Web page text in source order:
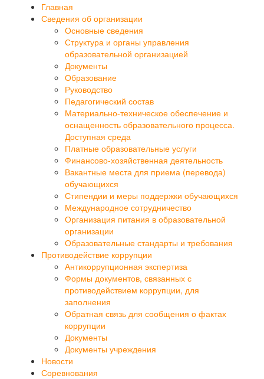
Главная
Сведения об организации
Основные сведения
Структура и органы управления
образовательной организацией
Документы
Образование
Руководство
Педагогический состав
Материально-техническое обеспечение и
оснащенность образовательного процесса.
Доступная среда
Платные образовательные услуги
Финансово-хозяйственная деятельность
Вакантные места для приема (перевода)
обучающихся
Стипендии и меры поддержки обучающихся
Международное сотрудничество
Организация питания в образовательной
организации
Образовательные стандарты и требования
Противодействие коррупции
Антикоррупционная экспертиза
Формы документов, связанных с
противодействием коррупции, для
заполнения
Обратная связь для сообщения о фактах
коррупции
Документы
Документы учреждения
Новости
Соревнования